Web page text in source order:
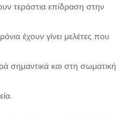
τεράστια επίδραση στην
έχουν γίνει μελέτες που
σημαντικά και στη σωματική